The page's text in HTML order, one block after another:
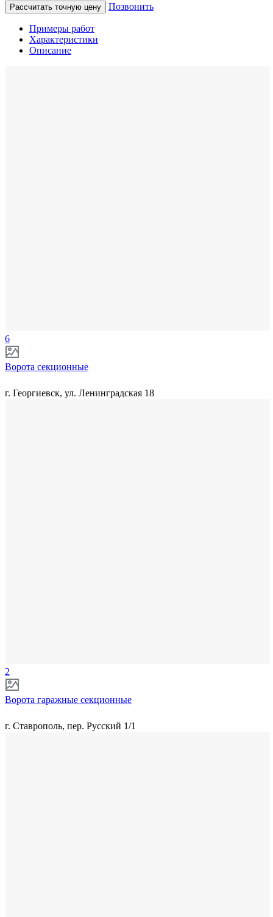
Рассчитать точную цену Позвонить
Примеры работ
Характеристики
Описание
6
Ворота секционные
г. Георгиевск, ул. Ленинградская 18
2
Ворота гаражные секционные
г. Ставрополь, пер. Русский 1/1